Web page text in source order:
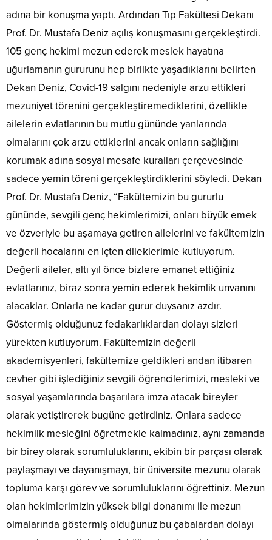
adına bir konuşma yaptı. Ardından Tıp Fakültesi Dekanı
Prof. Dr. Mustafa Deniz açılış konuşmasını gerçekleştirdi.
105 genç hekimi mezun ederek meslek hayatına
uğurlamanın gururunu hep birlikte yaşadıklarını belirten
Dekan Deniz, Covid-19 salgını nedeniyle arzu ettikleri
mezuniyet törenini gerçekleştiremediklerini, özellikle
ailelerin evlatlarının bu mutlu gününde yanlarında
olmalarını çok arzu ettiklerini ancak onların sağlığını
korumak adına sosyal mesafe kuralları çerçevesinde
sadece yemin töreni gerçekleştirdiklerini söyledi. Dekan
Prof. Dr. Mustafa Deniz, “Fakültemizin bu gururlu
gününde, sevgili genç hekimlerimizi, onları büyük emek
ve özveriyle bu aşamaya getiren ailelerini ve fakültemizin
değerli hocalarını en içten dileklerimle kutluyorum.
Değerli aileler, altı yıl önce bizlere emanet ettiğiniz
evlatlarınız, biraz sonra yemin ederek hekimlik unvanını
alacaklar. Onlarla ne kadar gurur duysanız azdır.
Göstermiş olduğunuz fedakarlıklardan dolayı sizleri
yürekten kutluyorum. Fakültemizin değerli
akademisyenleri, fakültemize geldikleri andan itibaren
cevher gibi işlediğiniz sevgili öğrencilerimizi, mesleki ve
sosyal yaşamlarında başarılara imza atacak bireyler
olarak yetiştirerek bugüne getirdiniz. Onlara sadece
hekimlik mesleğini öğretmekle kalmadınız, aynı zamanda
bir birey olarak sorumluluklarını, ekibin bir parçası olarak
paylaşmayı ve dayanışmayı, bir üniversite mezunu olarak
topluma karşı görev ve sorumluluklarını öğrettiniz. Mezun
olan hekimlerimizin yüksek bilgi donanımı ile mezun
olmalarında göstermiş olduğunuz bu çabalardan dolayı